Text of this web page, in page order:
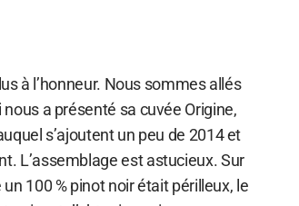
à l’honneur. Nous sommes allés
a présenté sa cuvée Origine,
s’ajoutent un peu de 2014 et
L’assemblage est astucieux. Sur
100 % pinot noir était périlleux, le